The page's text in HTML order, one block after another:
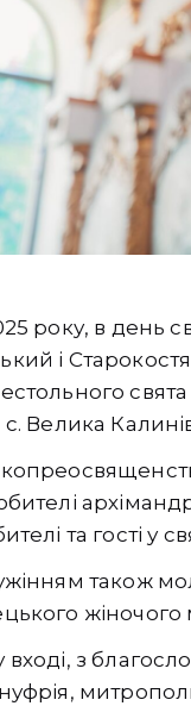
року, в день
і
с. Велика
та гості у
також
з